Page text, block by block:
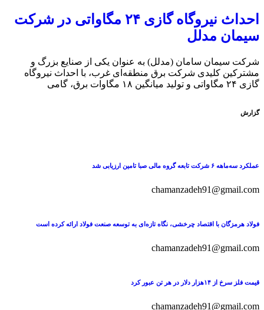
احداث نیروگاه گازی ۲۴ مگاواتی در شرکت
سیمان مدلل
شرکت سیمان سامان (مدلل) به عنوان یکی از صنایع بزرگ و
مشترکین کلیدی شرکت برق منطقه‌ای غرب، با احداث نیروگاه
گازی ۲۴ مگاواتی و تولید میانگین ۱۸ مگاوات برق، گامی
گزارش
عملکرد سه‌ماهه ۶ شرکت‌ تابعه گروه مالی صبا تامین ارزیابی شد
chamanzadeh91@gmail.com
فولاد هرمزگان با اقتصاد چرخشی، نگاه تازه‌ای به توسعه صنعت فولاد ارائه کرده است
chamanzadeh91@gmail.com
قیمت فلز سرخ از ۱۴هزار دلار در هر تن عبور کرد
chamanzadeh91@gmail.com